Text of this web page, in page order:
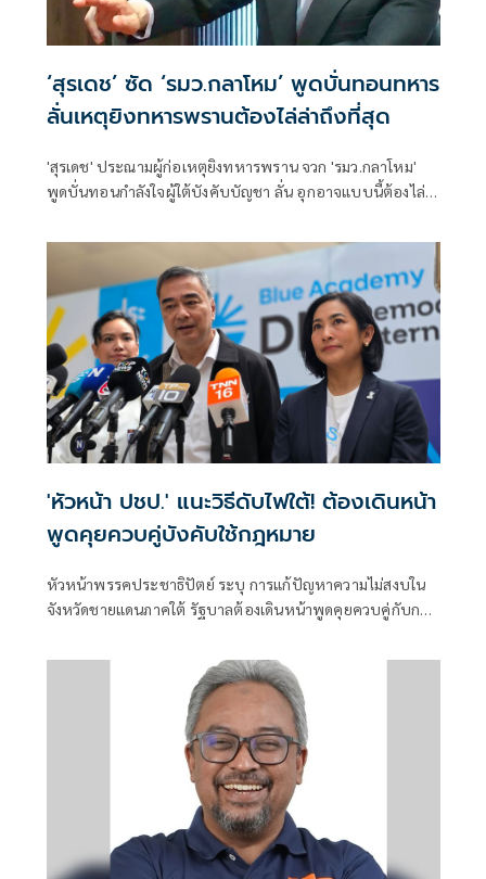
‘สุรเดช’ ซัด ‘รมว.กลาโหม’ พูดบั่นทอนทหาร
ลั่นเหตุยิงทหารพรานต้องไล่ล่าถึงที่สุด
'สุรเดช' ประณามผู้ก่อเหตุยิงทหารพราน จวก 'รมว.กลาโหม'
พูดบั่นทอนกำลังใจผู้ใต้บังคับบัญชา ลั่น อุกอาจแบบนี้ต้องไล่
ฝาถู
'หัวหน้า ปชป.' แนะวิธีดับไฟใต้! ต้องเดินหน้า
พูดคุยควบคู่บังคับใช้กฎหมาย
หัวหน้าพรรคประชาธิปัตย์ ระบุ การแก้ปัญหาความไม่สงบใน
จังหวัดชายแดนภาคใต้ รัฐบาลต้องเดินหน้าพูดคุยควบคู่กับการ